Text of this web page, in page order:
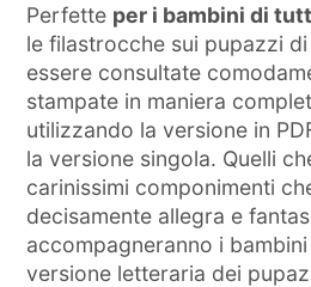
Perfette per i bambini di
le filastrocche sui pupazzi
essere consultate
stampate in maniera
utilizzando la versione in
la versione singola. Quelli
carinissimi componimenti
decisamente allegra e
accompagneranno i
versione letteraria dei